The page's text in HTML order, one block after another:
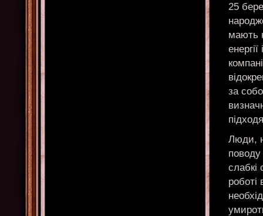
25
мають
за
Люди,
поводу
слабкі
роботі